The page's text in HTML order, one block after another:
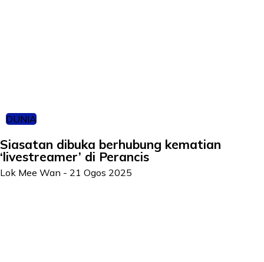
DUNIA
Siasatan dibuka berhubung kematian
‘livestreamer’ di Perancis
Lok Mee Wan - 21 Ogos 2025